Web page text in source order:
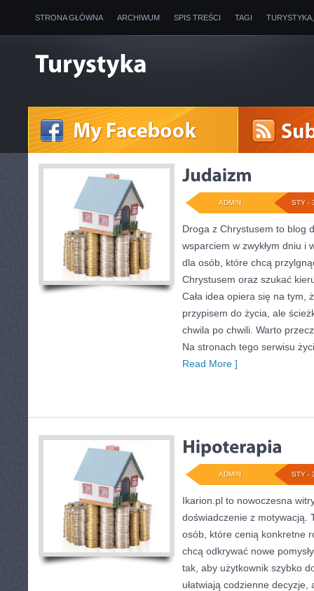
STRONA GŁÓWNA ARCHIWUM SPIS TREŚCI TAGI
STY -
ADMIN
Droga z Chrystusem to blog
wsparciem w zwykłym dniu i
dla osób, które chcą
Chrystusem oraz szukać
Cała idea opiera się na tym,
przypisem do życia, ale
chwila po chwili. Warto
Na stronach tego serwisu
Read More ]
STY -
ADMIN
Ikarion.pl to nowoczesna
doświadczenie z motywacją.
osób, które cenią konkretne
chcą odkrywać nowe
tak, aby użytkownik szybko
ułatwiają codzienne